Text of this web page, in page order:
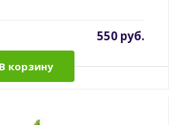
550 руб.
В корзину